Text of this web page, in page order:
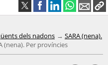
dels nadons
SARA (nena).
(nena). Per províncies